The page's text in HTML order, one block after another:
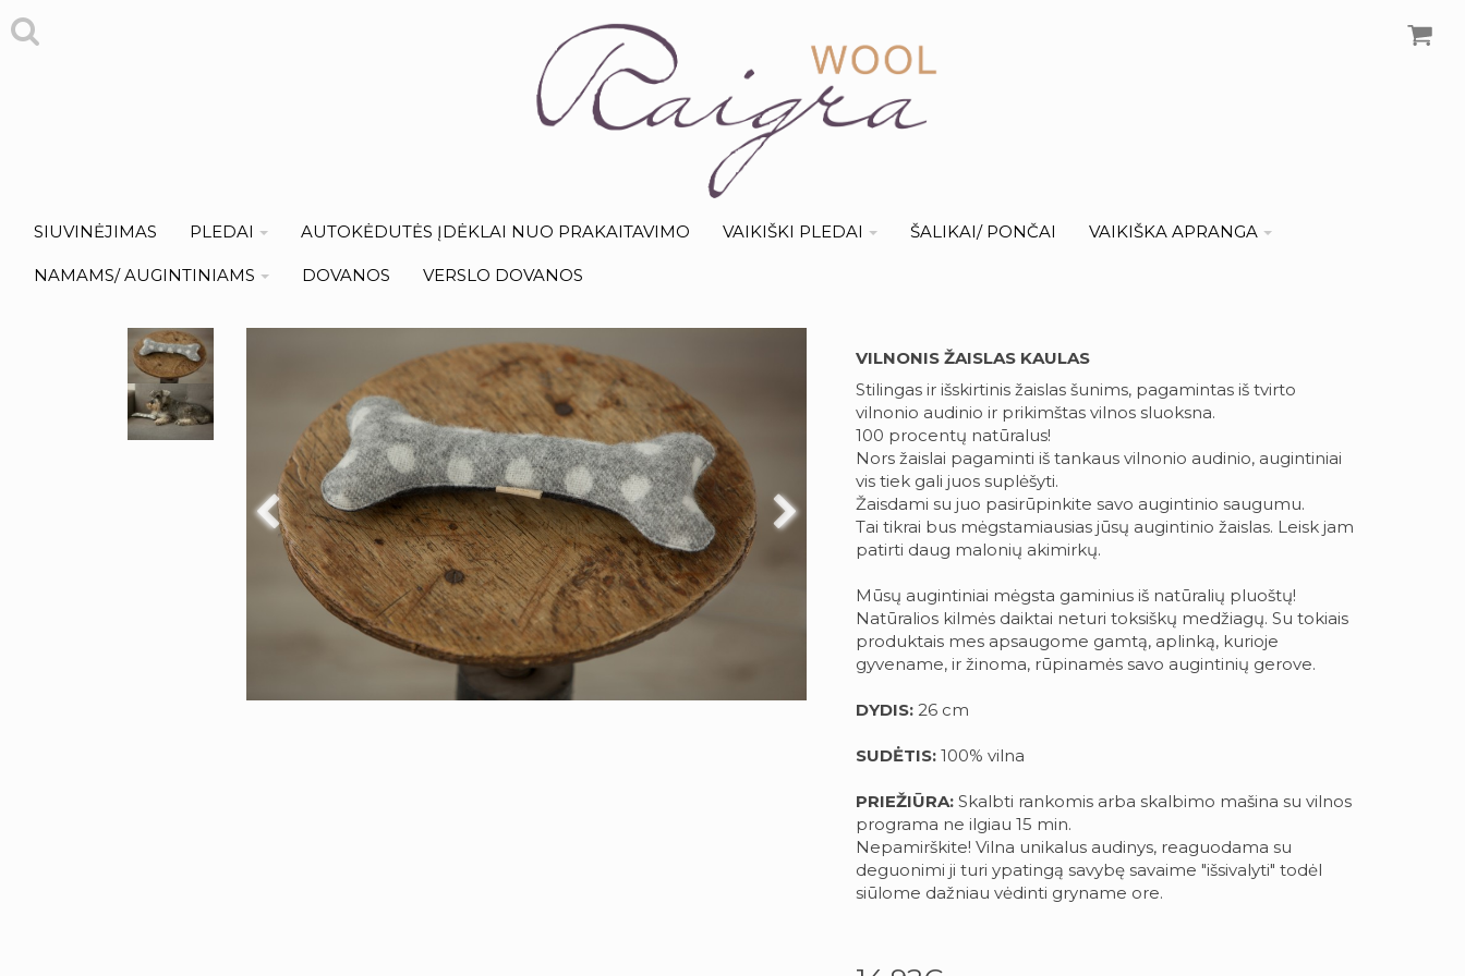
SIUVINĖJIMAS PLEDAI AUTOKĖDUTĖS ĮDĖKLAI NUO PRAKAITAVIMO VAIKIŠKI PLEDAI ŠALIKAI/ PONČAI VAIKIŠKA APRANGA
NAMAMS/ AUGINTINIAMS DOVANOS VERSLO DOVANOS
VILNONIS ŽAISLAS KAULAS
Stilingas ir išskirtinis žaislas šunims, pagamintas iš tvirto
vilnonio audinio ir prikimštas vilnos sluoksna.
100 procentų natūralus!
Nors žaislai pagaminti iš tankaus vilnonio audinio, augintiniai
vis tiek gali juos suplėšyti.
Žaisdami su juo pasirūpinkite savo augintinio saugumu.
Tai tikrai bus mėgstamiausias jūsų augintinio žaislas. Leisk jam
patirti daug malonių akimirkų.
Mūsų augintiniai mėgsta gaminius iš natūralių pluoštų!
Natūralios kilmės daiktai neturi toksiškų medžiagų. Su tokiais
produktais mes apsaugome gamtą, aplinką, kurioje
gyvename, ir žinoma, rūpinamės savo augintinių gerove.
DYDIS: 26 cm
SUDĖTIS:100% vilna
PRIEŽIŪRA:Skalbti rankomis arba skalbimo mašina su vilnos
programa ne ilgiau 15 min.
Nepamirškite! Vilna unikalus audinys, reaguodama su
deguonimi ji turi ypatingą savybę savaime "išsivalyti" todėl
siūlome dažniau vėdinti gryname ore.